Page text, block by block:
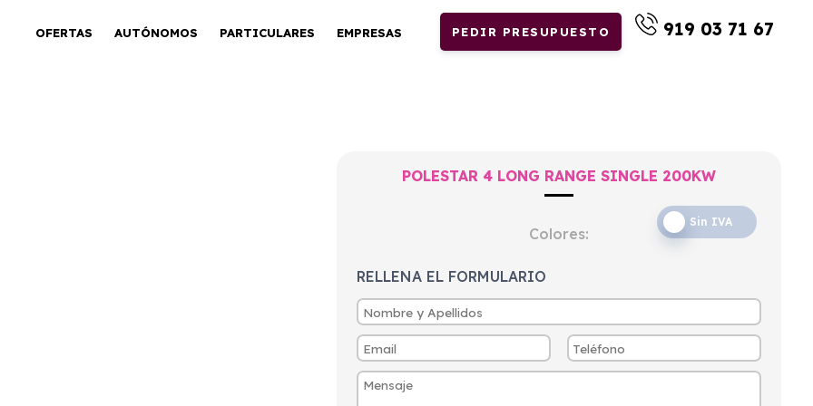
OFERTAS AUTÓNOMOS PARTICULARES EMPRESAS PEDIR PRESUPUESTO 919 03 71 67
POLESTAR 4 LONG RANGE SINGLE 200KW
Sin IVA
Colores:
RELLENA EL FORMULARIO